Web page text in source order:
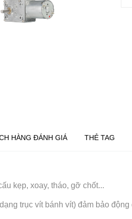
HÀNG ĐÁNH GIÁ THẺ TAG
kẹp, xoay, tháo, gỡ chốt...
trục vít bánh vít) đảm bảo